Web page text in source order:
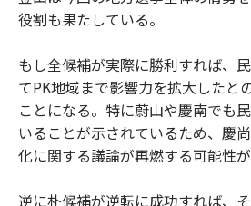
役割も果たしている。
もし全候補が実際に勝利すれば、
てPK地域まで影響力を拡大したと
ことになる。特に蔚山や慶南でも
いることが示されているため、慶
化に関する議論が再燃する可能性が
逆に朴候補が逆転に成功すれば、